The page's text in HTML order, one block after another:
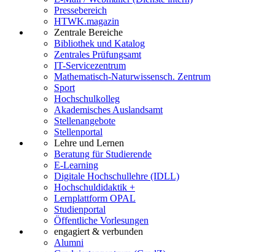
Pressebereich
HTWK.magazin
Zentrale Bereiche
Bibliothek und Katalog
Zentrales Prüfungsamt
IT-Servicezentrum
Mathematisch-Naturwissensch. Zentrum
Sport
Hochschulkolleg
Akademisches Auslandsamt
Stellenangebote
Stellenportal
Lehre und Lernen
Beratung für Studierende
E-Learning
Digitale Hochschullehre (IDLL)
Hochschuldidaktik +
Lernplattform OPAL
Studienportal
Öffentliche Vorlesungen
engagiert & verbunden
Alumni